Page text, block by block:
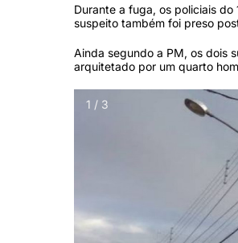
Durante a fuga, os policiais
suspeito também foi preso
Ainda segundo a PM, os dois
arquitetado por um quarto
1 / 3